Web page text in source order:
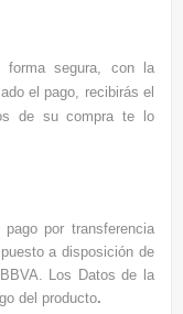
forma segura, con la
el pago, recibirás el
de su compra te lo
por transferencia
a disposición de
Los Datos de la
del producto.